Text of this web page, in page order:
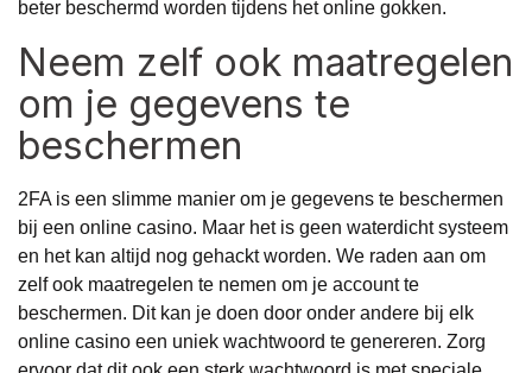
beter beschermd worden tijdens het online gokken.
Neem zelf ook maatregelen
om je gegevens te
beschermen
2FA is een slimme manier om je gegevens te beschermen
bij een online casino. Maar het is geen waterdicht systeem
en het kan altijd nog gehackt worden. We raden aan om
zelf ook maatregelen te nemen om je account te
beschermen. Dit kan je doen door onder andere bij elk
online casino een uniek wachtwoord te genereren. Zorg